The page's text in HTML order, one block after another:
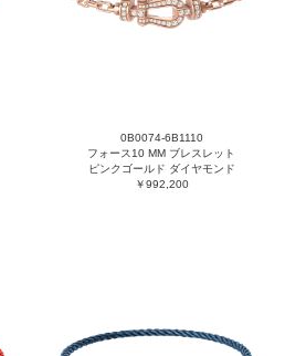
0B0074-6B1110
フォース10 MM ブレスレット
ピンクゴールド ダイヤモンド
￥992,200